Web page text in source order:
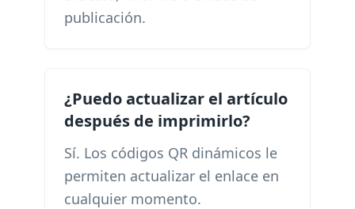
publicación.
¿Puedo actualizar el artículo
después de imprimirlo?
Sí. Los códigos QR dinámicos le
permiten actualizar el enlace en
cualquier momento.